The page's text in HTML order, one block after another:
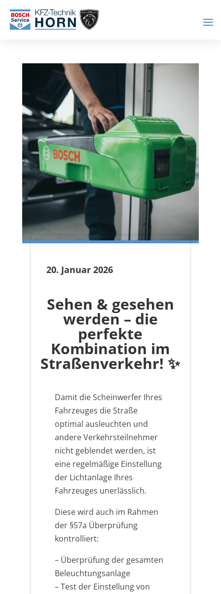
20. Januar 2026
Sehen & gesehen
werden – die
perfekte
Kombination im
Straßenverkehr! ✨
Damit die Scheinwerfer Ihres
Fahrzeuges die Straße
optimal ausleuchten und
andere Verkehrsteilnehmer
nicht geblendet werden, ist
eine regelmäßige Einstellung
der Lichtanlage Ihres
Fahrzeuges unerlässlich.
Diese wird auch im Rahmen
der §57a Überprüfung
kontrolliert:
– Überprüfung der gesamten
Beleuchtungsanlage
– Test der Einstellung von